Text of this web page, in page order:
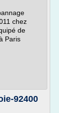
chez
de
Paris
92400